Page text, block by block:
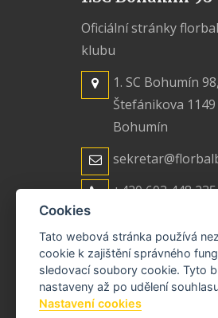
Oficiální stránky
klubu
1. SC Bohumín
Štefánikova 1149
Bohumín
+420 603 448 235
Cookies
Tato webová stránka používá
cookie k zajištění správného
sledovací soubory cookie. Tyto
nastaveny až po udělení
Nastavení cookies